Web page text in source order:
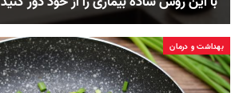
بهداشت و درمان